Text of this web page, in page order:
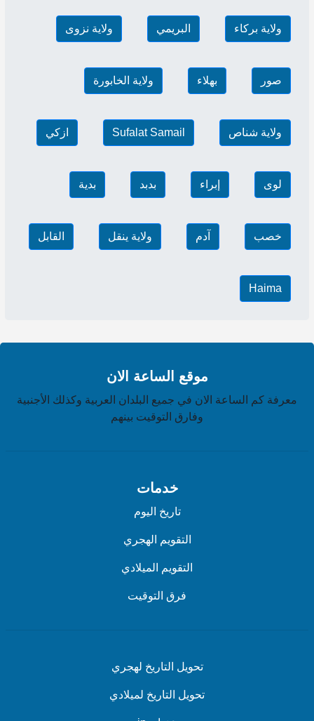
ولاية بركاء البريمي ولاية نزوى
صور بهلاء ولاية الخابورة
ولاية شناص Sufalat Samail ازكي
لوى إبراء بدبد بدية
خصب آدم ولاية ينقل القابل
Haima
موقع الساعة الان
معرفة كم الساعة الان في جميع البلدان العربية وكذلك الأجنبية
وفارق التوقيت بينهم
خدمات
تاريخ اليوم
التقويم الهجري
التقويم الميلادي
فرق التوقيت
تحويل التاريخ لهجري
تحويل التاريخ لميلادي